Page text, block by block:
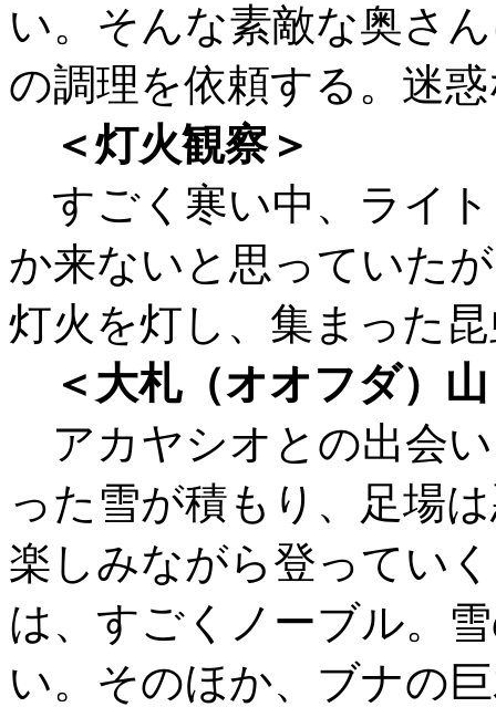
い。そんな素敵な奥さ
の調理を依頼する。迷
＜灯火観察＞
すごく寒い中、ライ
か来ないと思っていた
灯火を灯し、集まった
＜大札（オオフダ）
アカヤシオとの出会
った雪が積もり、足場
楽しみながら登ってい
は、すごくノーブル。
い。そのほか、ブナの